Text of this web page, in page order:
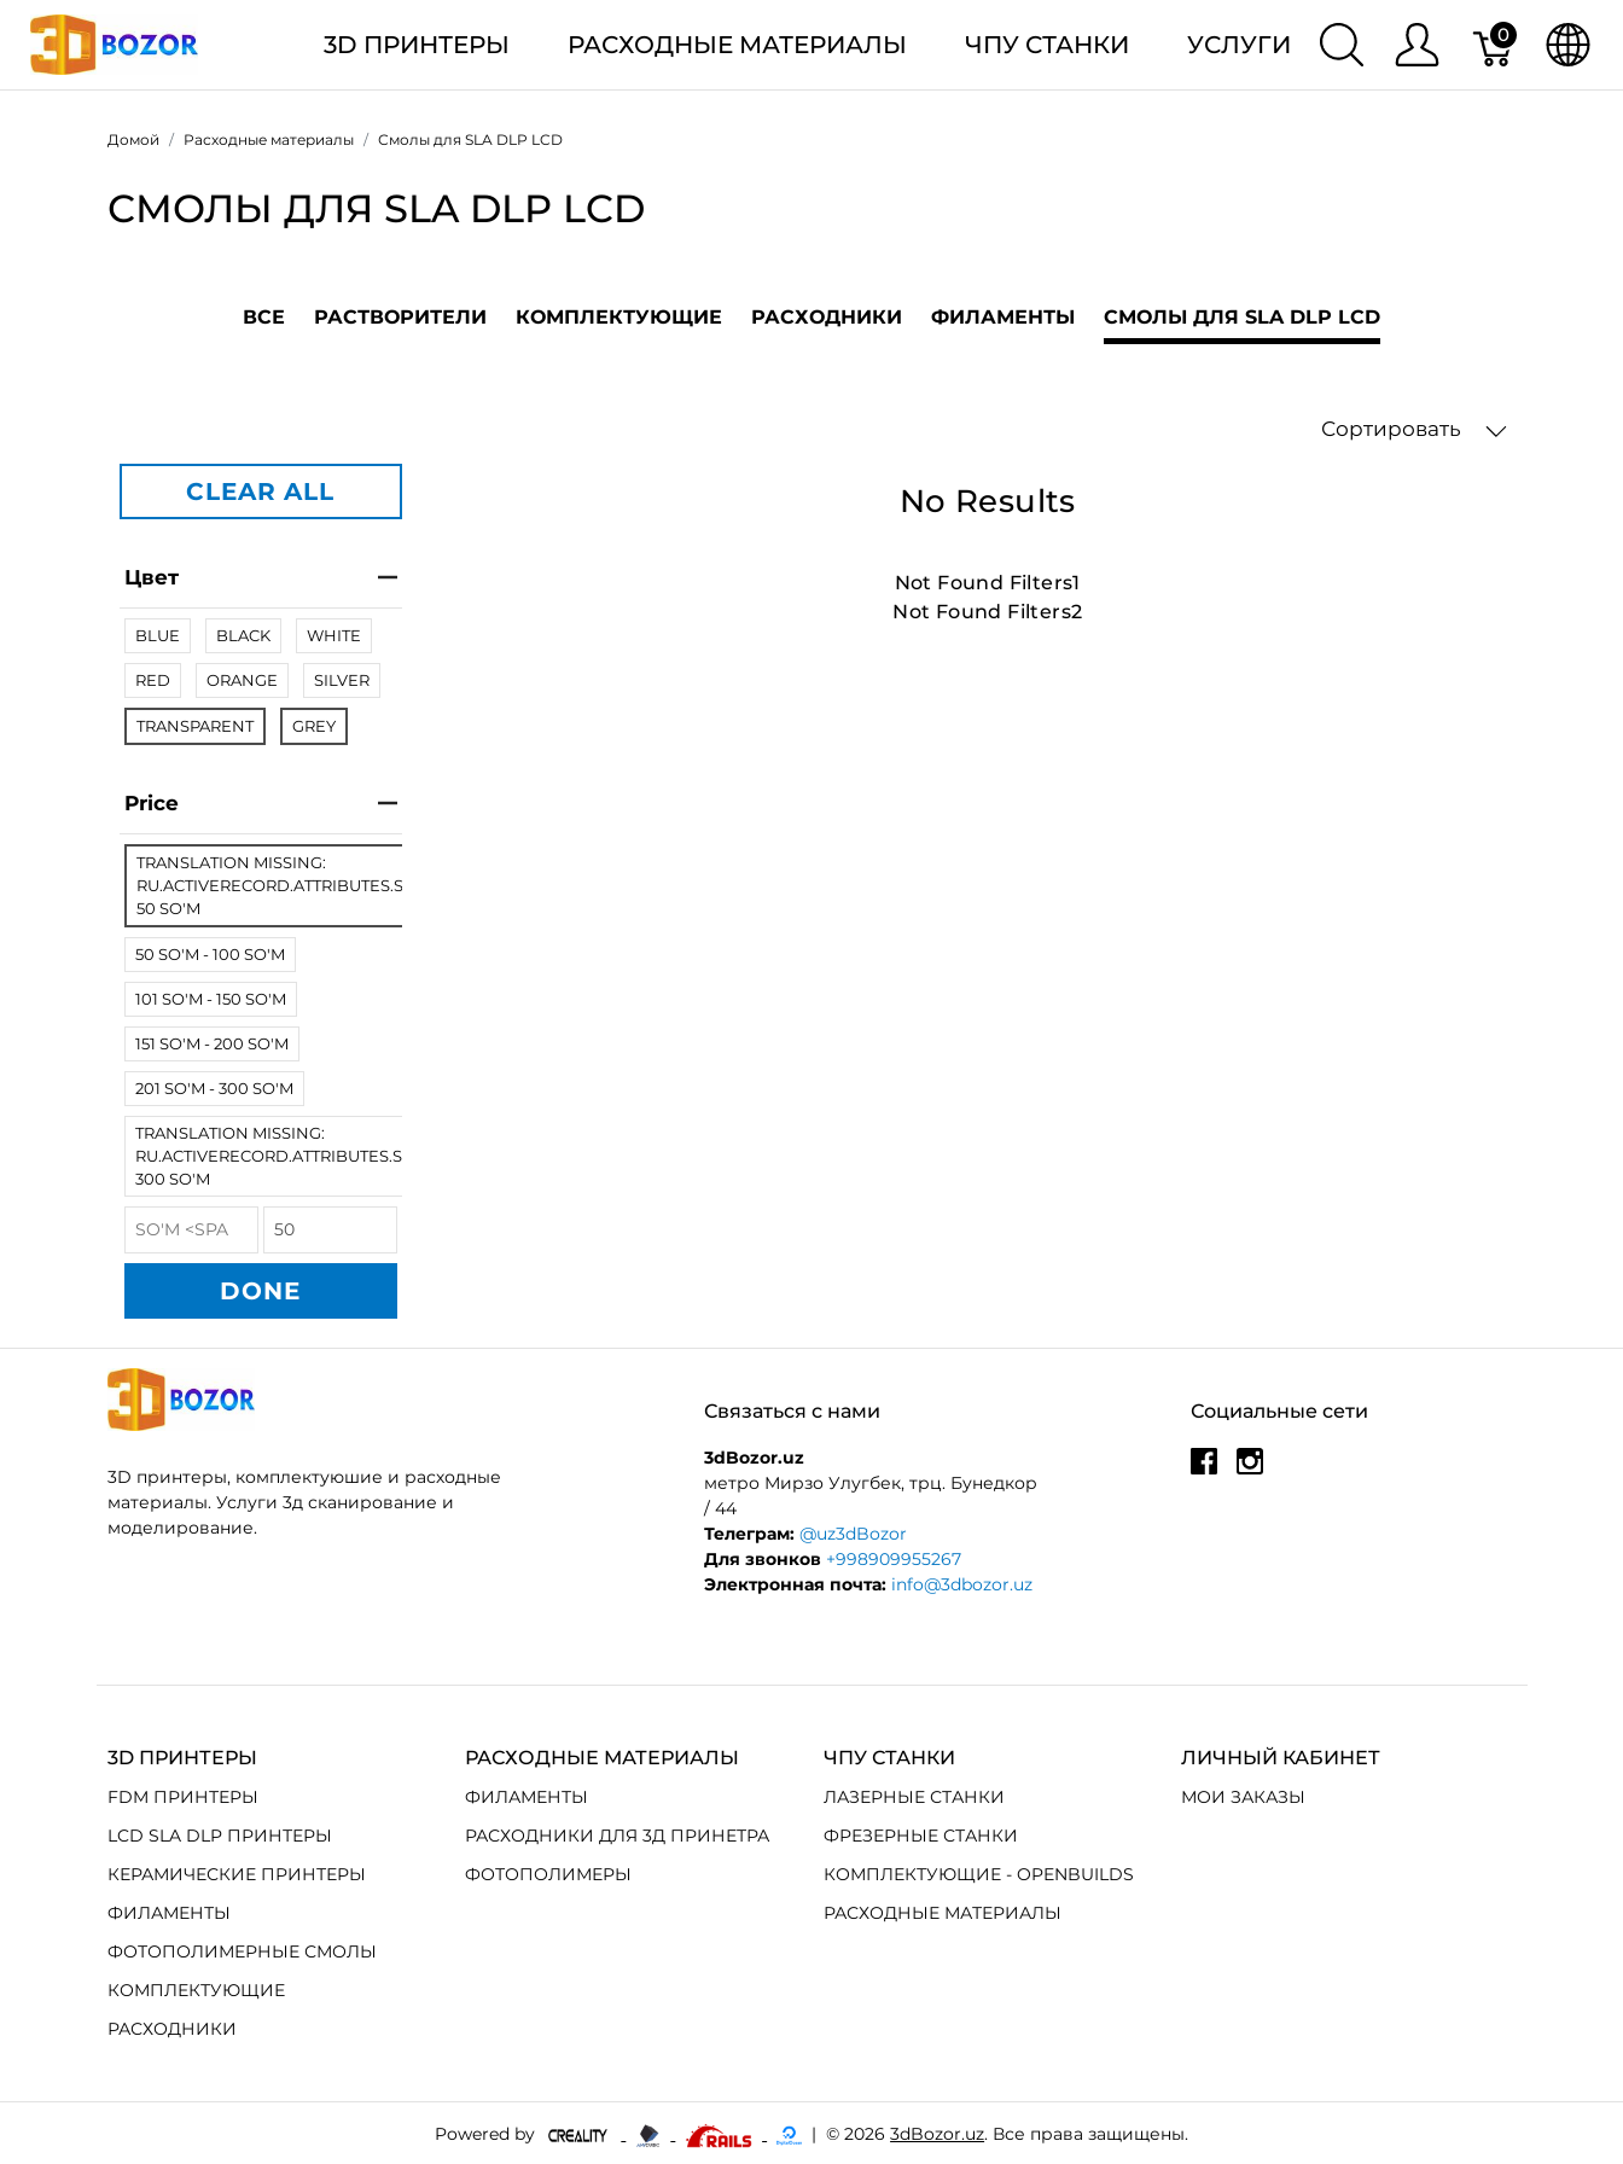
3D ПРИНТЕРЫ РАСХОДНЫЕ МАТЕРИАЛЫ ЧПУ СТАНКИ УСЛУГИ 0
Домой Расходные материалы Смолы для SLA DLP LCD
СМОЛЫ ДЛЯ SLA DLP LCD
ВСЕ РАСТВОРИТЕЛИ КОМПЛЕКТУЮЩИЕ РАСХОДНИКИ ФИЛАМЕНТЫ СМОЛЫ ДЛЯ SLA DLP LCD
Сортировать
CLEAR ALL
Цвет
BLUE BLACK WHITE
RED ORANGE SILVER
TRANSPARENT GREY
Price
TRANSLATION MISSING:
RU.ACTIVERECORD.ATTRIBUTES.SPREE/PRODUCT.LESS_THAN
50 SO'M
50 SO'M - 100 SO'M
101 SO'M - 150 SO'M
151 SO'M - 200 SO'M
201 SO'M - 300 SO'M
TRANSLATION MISSING:
RU.ACTIVERECORD.ATTRIBUTES.SPREE/PRODUCT.MORE_THAN
300 SO'M
DONE
No Results
Not Found Filters1
Not Found Filters2
3D принтеры, комплектуюшие и расходные
материалы. Услуги 3д сканирование и
моделирование.
Социальные сети
Связаться с нами
3dBozor.uz
метро Мирзо Улугбек, трц. Бунедкор
/ 44
Телеграм: @uz3dBozor
Для звонков +998909955267
Электронная почта: info@3dbozor.uz
3D ПРИНТЕРЫ
FDM ПРИНТЕРЫ
LCD SLA DLP ПРИНТЕРЫ
КЕРАМИЧЕСКИЕ ПРИНТЕРЫ
ФИЛАМЕНТЫ
ФОТОПОЛИМЕРНЫЕ СМОЛЫ
КОМПЛЕКТУЮЩИЕ
РАСХОДНИКИ
РАСХОДНЫЕ МАТЕРИАЛЫ
ФИЛАМЕНТЫ
РАСХОДНИКИ ДЛЯ 3Д ПРИНЕТРА
ФОТОПОЛИМЕРЫ
ЧПУ СТАНКИ
ЛАЗЕРНЫЕ СТАНКИ
ФРЕЗЕРНЫЕ СТАНКИ
КОМПЛЕКТУЮЩИЕ - OPENBUILDS
РАСХОДНЫЕ МАТЕРИАЛЫ
ЛИЧНЫЙ КАБИНЕТ
МОИ ЗАКАЗЫ
Powered by | © 20263dBozor.uz. Все права защищены.